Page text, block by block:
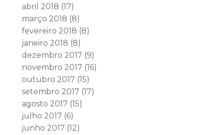
abril 2018 (17)
março 2018 (8)
fevereiro 2018 (8)
janeiro 2018 (8)
dezembro 2017 (9)
novembro 2017 (16)
outubro 2017 (15)
setembro 2017 (17)
agosto 2017 (15)
julho 2017 (6)
junho 2017 (12)